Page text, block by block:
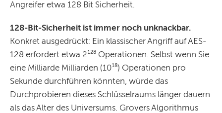
Angreifer etwa 128 Bit Sicherheit.
128-Bit-Sicherheit ist immer noch unknackbar.
Konkret ausgedrückt: Ein klassischer Angriff auf AES-
128 erfordert etwa 2¹²⁸ Operationen. Selbst wenn Sie
eine Milliarde Milliarden (10¹⁸) Operationen pro
Sekunde durchführen könnten, würde das
Durchprobieren dieses Schlüsselraums länger dauern
als das Alter des Universums. Grovers Algorithmus